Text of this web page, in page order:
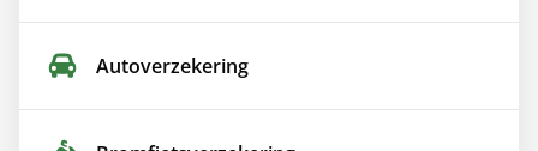
Auto­verzekering